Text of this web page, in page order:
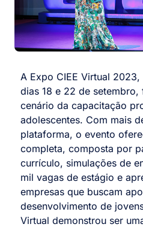
A Expo CIEE Virtual
dias 18 e 22 de
cenário da capacitação
adolescentes. Com mais
plataforma, o evento
completa, composta por
currículo, simulações de
mil vagas de estágio e
empresas que buscam
desenvolvimento de
Virtual demonstrou ser